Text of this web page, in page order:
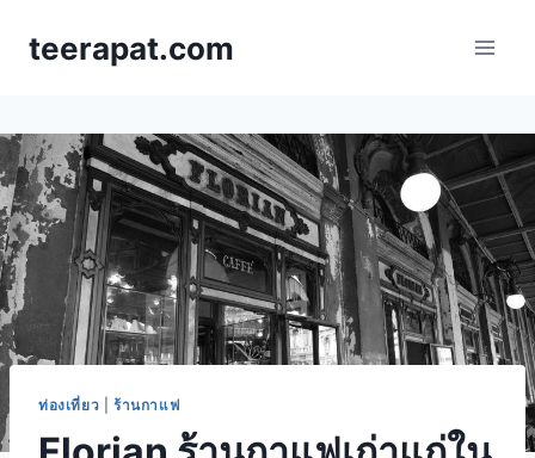
teerapat.com
ท่องเที่ยว ร้านกาแฟ